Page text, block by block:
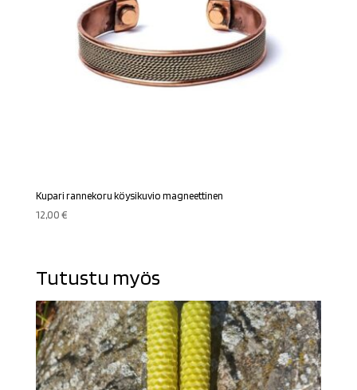
Kupari rannekoru köysikuvio magneettinen
12,00€
Tutustu myös